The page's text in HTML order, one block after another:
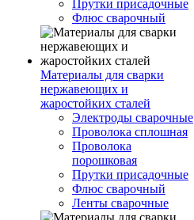
Прутки присадочные
Флюс сварочный
Материалы для сварки
нержавеющих и
жаростойких сталей
Электроды сварочные
Проволока сплошная
Проволока
порошковая
Прутки присадочные
Флюс сварочный
Ленты сварочные